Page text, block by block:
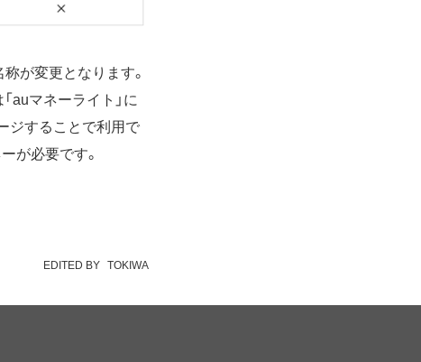
が変更となります。
「auマネーライト」に
ジすることで利用で
が必要です。
EDITED BY TOKIWA